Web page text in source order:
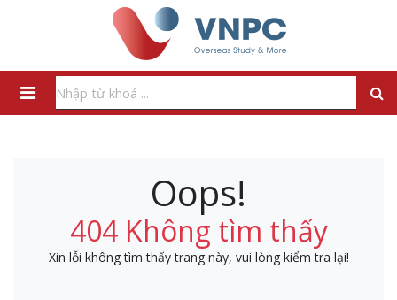
Oops!
404 Không tìm thấy
Xin lỗi không tìm thấy trang này, vui lòng kiểm tra lại!